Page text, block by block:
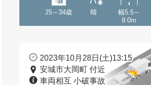
25～34歳 晴
幅5.5～
9.0m
2023年10月28日(土)13:15
安城市大岡町 付近
車両相互 小破事故